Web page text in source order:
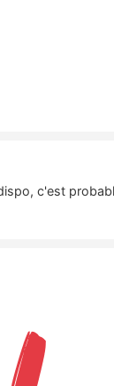
c'est